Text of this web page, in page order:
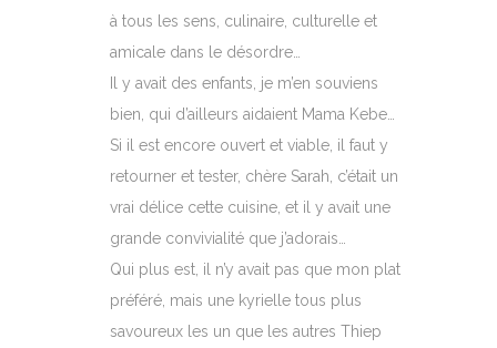
à tous les sens, culinaire, culturelle et
amicale dans le désordre…
Il y avait des enfants, je m’en souviens
bien, qui d’ailleurs aidaient Mama Kebe…
Si il est encore ouvert et viable, il faut y
retourner et tester, chère Sarah, c’était un
vrai délice cette cuisine, et il y avait une
grande convivialité que j’adorais…
Qui plus est, il n’y avait pas que mon plat
préféré, mais une kyrielle tous plus
savoureux les un que les autres Thiep